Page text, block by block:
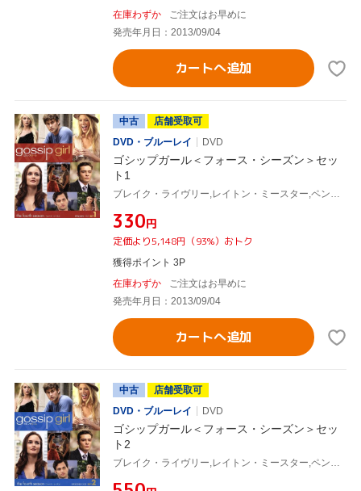
在庫わずか
ご注文はお早めに
発売年月日：2013/09/04
カートへ追加
中古
店舗受取可
DVD・ブルーレイ
DVD
ゴシップガール＜フォース・シーズン＞セッ
ト1
ブレイク・ライヴリー,レイトン・ミースター,ペン・バッジリー,セシリー・フォン・ジーゲザー(原作)
¥330円
定価より5,148円（93%）おトク
獲得ポイント 3P
在庫わずか
ご注文はお早めに
発売年月日：2013/09/04
カートへ追加
中古
店舗受取可
DVD・ブルーレイ
DVD
ゴシップガール＜フォース・シーズン＞セッ
ト2
ブレイク・ライヴリー,レイトン・ミースター,ペン・バッジリー,セシリー・フォン・ジーゲザー(原作)